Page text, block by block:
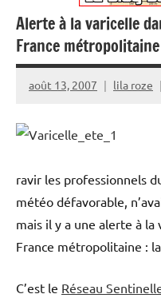
Alerte à la varicelle
France métropolitaine
août 13, 2007 lila roze
ravir les professionnels
météo défavorable,
mais il y a une alerte à la
France métropolitaine :
C’est le Réseau